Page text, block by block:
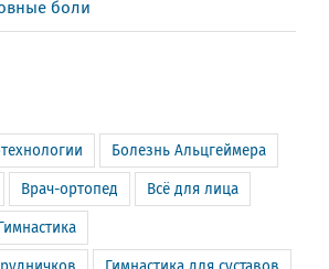
боли
Болезнь Альцгеймера
Врач-ортопед Всё для лица